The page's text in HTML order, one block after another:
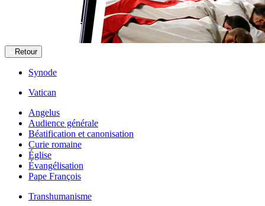
Retour
Synode
Vatican
Angelus
Audience générale
Béatification et canonisation
Curie romaine
Église
Évangélisation
Pape François
Transhumanisme